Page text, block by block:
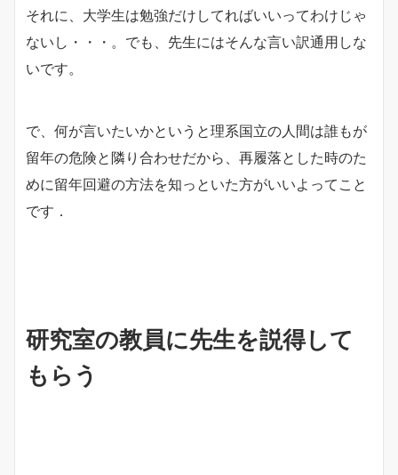
それに、大学生は勉強だけしてればいいってわけじゃ
ないし・・・。でも、先生にはそんな言い訳通用しな
いです。
で、何が言いたいかというと理系国立の人間は誰もが
留年の危険と隣り合わせだから、再履落とした時のた
めに留年回避の方法を知っといた方がいいよってこと
です．
研究室の教員に先生を説得して
もらう